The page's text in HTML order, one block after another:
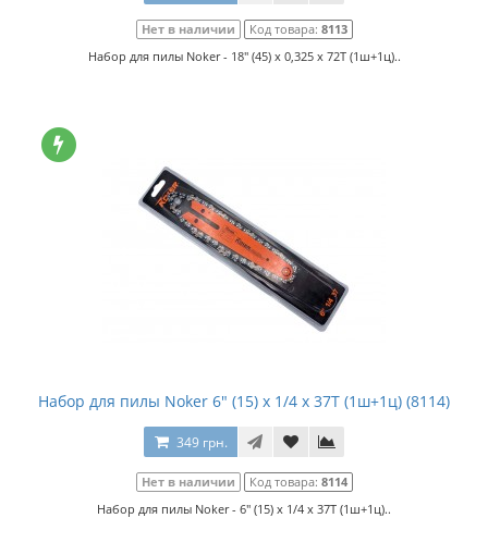
Нет в наличии Код товара: 8113
Набор для пилы Noker - 18" (45) x 0,325 x 72T (1ш+1ц)..
Набор для пилы Noker 6" (15) x 1/4 x 37T (1ш+1ц) (8114)
349 грн.
Нет в наличии Код товара: 8114
Набор для пилы Noker - 6" (15) x 1/4 x 37T (1ш+1ц)..